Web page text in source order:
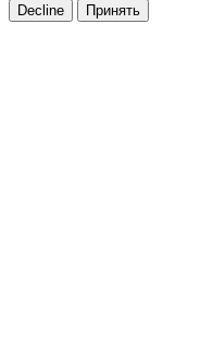
Decline Принять